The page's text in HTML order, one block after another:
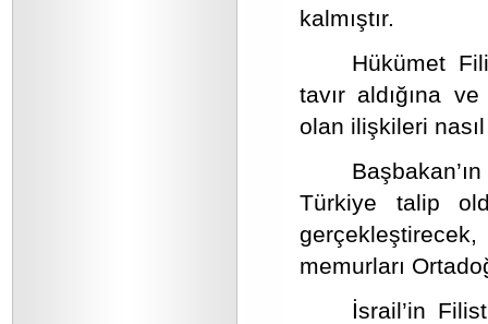
kalmıştır.
Hükümet
tavır aldığına
olan ilişkileri
Türkiye talip
memurları
İsrail’in